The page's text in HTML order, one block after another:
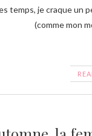
temps, je craque un
(comme mon